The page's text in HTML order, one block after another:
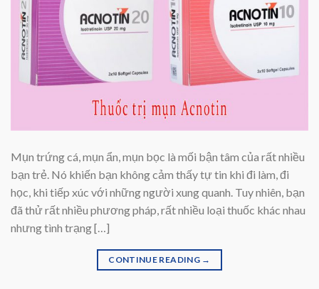
Mụn trứng cá, mụn ẩn, mụn bọc là mối bận tâm của rất nhiều
bạn trẻ. Nó khiến bạn không cảm thấy tự tin khi đi làm, đi
học, khi tiếp xúc với những người xung quanh. Tuy nhiên, bạn
đã thử rất nhiều phương pháp, rất nhiều loại thuốc khác nhau
nhưng tình trạng […]
CONTINUE READING →